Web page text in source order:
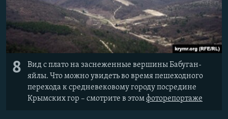
8
Вид с плато на заснеженные вершины Бабуган-
яйлы. Что можно увидеть во время пешеходного
перехода к средневековому городу посредине
Крымских гор – смотрите в этомфоторепортаже